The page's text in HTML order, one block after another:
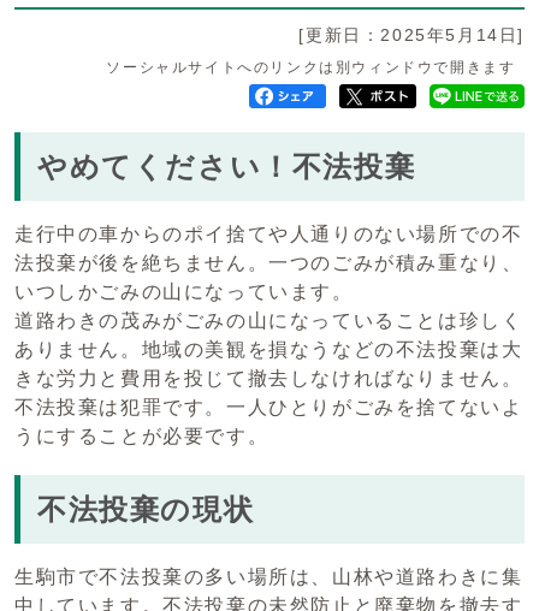
[更新日：2025年5月14日]
ソーシャルサイトへのリンクは別ウィンドウで開きます
やめてください！不法投棄
走行中の車からのポイ捨てや人通りのない場所での不
法投棄が後を絶ちません。一つのごみが積み重なり、
いつしかごみの山になっています。
道路わきの茂みがごみの山になっていることは珍しく
ありません。地域の美観を損なうなどの不法投棄は大
きな労力と費用を投じて撤去しなければなりません。
不法投棄は犯罪です。一人ひとりがごみを捨てないよ
うにすることが必要です。
不法投棄の現状
生駒市で不法投棄の多い場所は、山林や道路わきに集
中しています。不法投棄の未然防止と廃棄物を撤去す